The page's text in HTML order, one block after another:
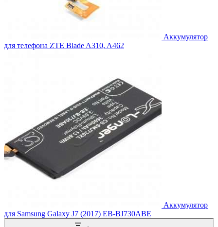
Аккумулятор
для телефона ZTE Blade A310, A462
Аккумулятор
для Samsung Galaxy J7 (2017) EB-BJ730ABE